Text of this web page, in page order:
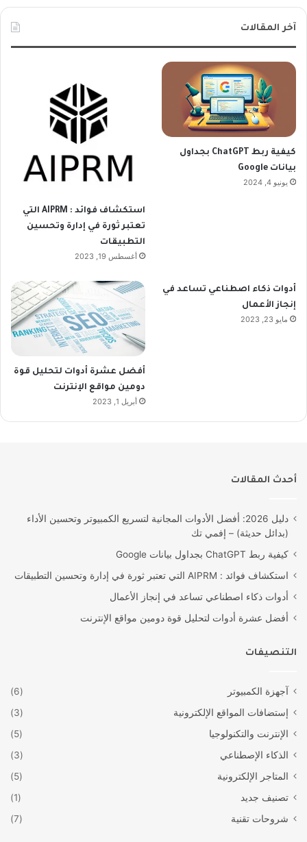
آخر المقالات
كيفية ربط ChatGPT بجداول
بيانات Google
يونيو 4, 2024
استكشاف فوائد : AIPRM التي
تعتبر ثورة في إدارة وتحسين
التطبيقات
أغسطس 19, 2023
أدوات ذكاء اصطناعي تساعد في
إنجاز الأعمال
مايو 23, 2023
أفضل عشرة أدوات لتحليل قوة
دومين مواقع الإنترنت
أبريل 1, 2023
أحدث المقالات
دليل 2026: أفضل الأدوات المجانية لتسريع الكمبيوتر وتحسين الأداء
(بدائل حديثة) – إفمي تك
كيفية ربط ChatGPT بجداول بيانات Google
استكشاف فوائد : AIPRM التي تعتبر ثورة في إدارة وتحسين التطبيقات
أدوات ذكاء اصطناعي تساعد في إنجاز الأعمال
أفضل عشرة أدوات لتحليل قوة دومين مواقع الإنترنت
التنصيفات
آجهزة الكمبيوتر
(6)
إستضافات المواقع الإلكترونية
(3)
الإنترنت والتكنولوجيا
(5)
الذكاء الإصطناعي
(3)
المتاجر الإلكترونية
(5)
تصنيف جديد
(1)
شروحات تقنية
(7)